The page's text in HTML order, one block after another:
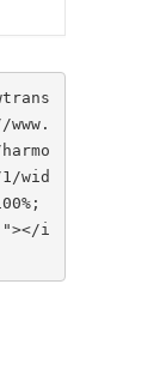
wid
i